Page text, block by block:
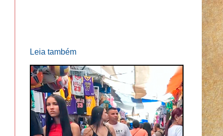
Leia também